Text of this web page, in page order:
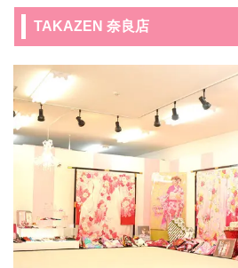
TAKAZEN 奈良店